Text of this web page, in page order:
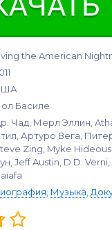
the American
Басиле
Чад, Мерл Эллин,
Артуро Вега,
Zing, Myke
Jeff Austin, D.D.
Музыка